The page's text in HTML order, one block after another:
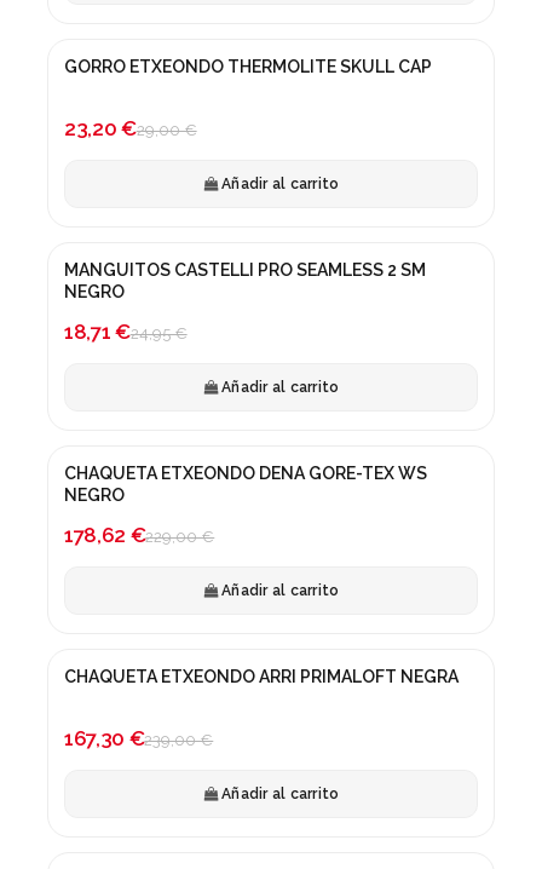
¡En oferta!
GORRO ETXEONDO THERMOLITE SKULL CAP
23,20 €29,00 €
Añadir al carrito
¡En oferta!
MANGUITOS CASTELLI PRO SEAMLESS 2 SM
NEGRO
18,71 €24,95 €
Añadir al carrito
¡En oferta!
CHAQUETA ETXEONDO DENA GORE-TEX WS
NEGRO
178,62 €229,00 €
Añadir al carrito
¡En oferta!
CHAQUETA ETXEONDO ARRI PRIMALOFT NEGRA
167,30 €239,00 €
Añadir al carrito